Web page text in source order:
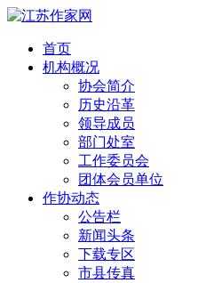
首页
机构概况
协会简介
历史沿革
领导成员
部门处室
工作委员会
团体会员单位
作协动态
公告栏
新闻头条
下载专区
市县传真